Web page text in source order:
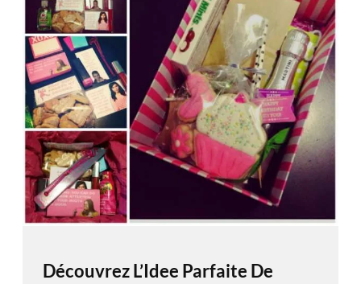
Découvrez L’Idee Parfaite De